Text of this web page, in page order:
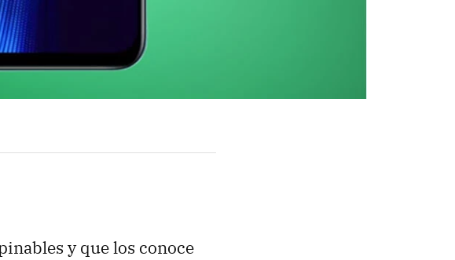
y que los conoce